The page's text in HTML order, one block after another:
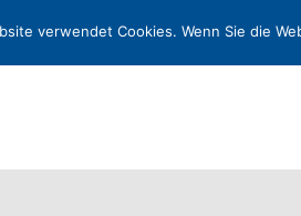
MEDIADATEN
verwendet Cookies. Wenn Sie die